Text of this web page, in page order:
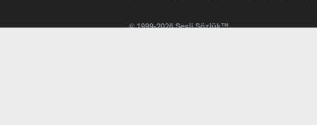
© 1999-2026 Sesli Sözlük™